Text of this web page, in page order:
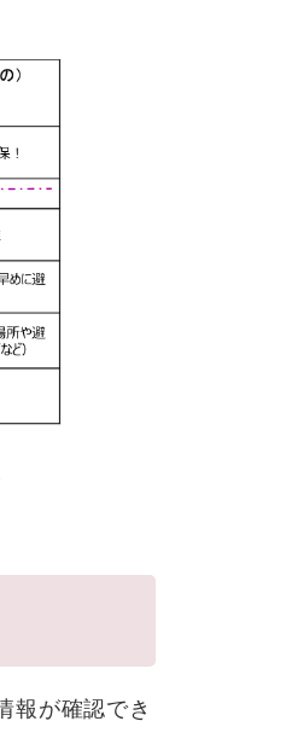
報が確認でき